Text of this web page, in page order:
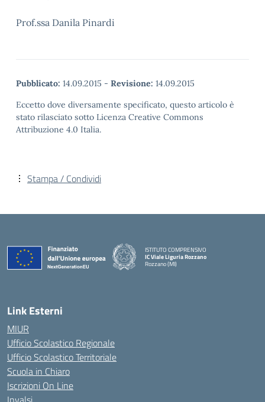
Prof.ssa Danila Pinardi
Pubblicato: 14.09.2015 - Revisione: 14.09.2015
Eccetto dove diversamente specificato, questo articolo è
stato rilasciato sotto Licenza Creative Commons
Attribuzione 4.0 Italia.
Stampa / Condividi
ISTITUTO COMPRENSIVO
IC Viale Liguria Rozzano
Rozzano (MI)
Link Esterni
MIUR
Ufficio Scolastico Regionale
Ufficio Scolastico Territoriale
Scuola in Chiaro
Iscrizioni On Line